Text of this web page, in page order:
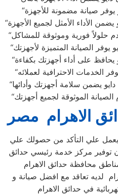
الاهرام مصر
يعمل علي التأكد من حصولك علي
توفير مركز خدمة رئيسي حدائق
محافظة حدائق الاهرام
لديه تعاقد مع افضل صيانة و
في حدائق الاهرام